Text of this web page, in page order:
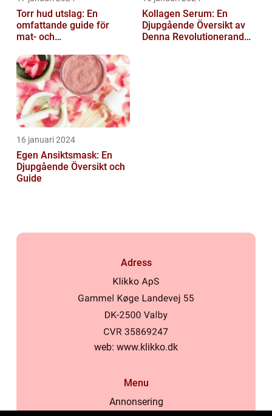
Torr hud utslag: En
omfattande guide för
mat- och
Kollagen Serum: En
Djupgående Översikt av
Denna Revolutionerande
16 januari 2024
Egen Ansiktsmask: En
Djupgående Översikt och
Guide
Adress
web: www.klikko.dk
Menu
Annonsering